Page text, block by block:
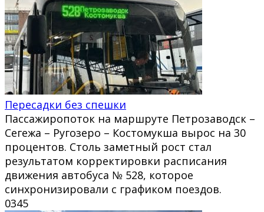
Пересадки без спешки
Пассажиропоток на маршруте Петрозаводск –
Сегежа – Ругозеро – Костомукша вырос на 30
процентов. Столь заметный рост стал
результатом корректировки расписания
движения автобуса № 528, которое
синхронизировали с графиком поездов.
0345